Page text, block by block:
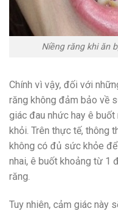
Niềng răng khi ăn
Chính vì vậy, đối với
răng không đảm bảo về
giác đau nhức hay ê buốt
khỏi. Trên thực tế, thông
không có đủ sức khỏe
nhai, ê buốt khoảng từ 1
răng.
Tuy nhiên, cảm giác này